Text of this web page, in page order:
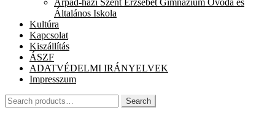
Árpád-házi Szent Erzsébet Gimnázium Óvoda és
Általános Iskola
Kultúra
Kapcsolat
Kiszállítás
ÁSZF
ADATVÉDELMI IRÁNYELVEK
Impresszum
Search
for:
Search